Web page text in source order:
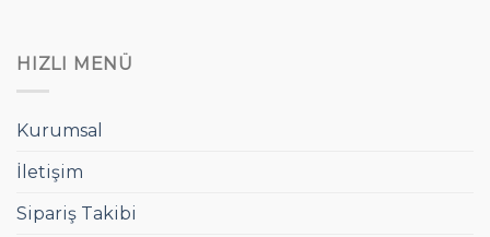
HIZLI MENÜ
Kurumsal
İletişim
Sipariş Takibi